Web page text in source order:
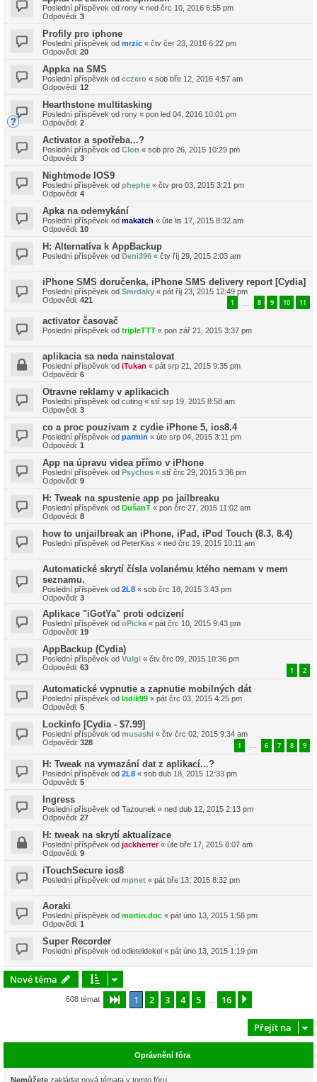
Poslední příspěvek od rony « ned črc 10, 2016 6:55 pm
Odpovědi: 3
Profily pro iphone
Poslední příspěvek od mrzic « čtv čer 23, 2016 6:22 pm
Odpovědi: 20
Appka na SMS
Poslední příspěvek od cczero « sob bře 12, 2016 4:57 am
Odpovědi: 12
Hearthstone multitasking
Poslední příspěvek od rony « pon led 04, 2016 10:01 pm
Odpovědi: 2
Activator a spotřeba...?
Poslední příspěvek od Clon « sob pro 26, 2015 10:29 pm
Odpovědi: 3
Nightmode IOS9
Poslední příspěvek od phephe « čtv pro 03, 2015 3:21 pm
Odpovědi: 4
Apka na odemykání
Poslední příspěvek od makatch « úte lis 17, 2015 8:32 am
Odpovědi: 10
H: Alternatíva k AppBackup
Poslední příspěvek od Deni396 « čtv říj 29, 2015 2:03 am
iPhone SMS doručenka, iPhone SMS delivery report [Cydia]
Poslední příspěvek od Smrdaky « pát říj 23, 2015 12:49 pm
Odpovědi: 421 1 8 9 10 11
activator časovač
Poslední příspěvek od tripleTTT « pon zář 21, 2015 3:37 pm
aplikacia sa neda nainstalovat
Poslední příspěvek od iTukan « pát srp 21, 2015 9:35 pm
Odpovědi: 6
Otravne reklamy v aplikacich
Poslední příspěvek od cuting « stř srp 19, 2015 8:58 am
Odpovědi: 3
co a proc pouzivam z cydie iPhone 5, ios8.4
Poslední příspěvek od parmin « úte srp 04, 2015 3:11 pm
Odpovědi: 1
App na úpravu videa přímo v iPhone
Poslední příspěvek od Psychos « stř črc 29, 2015 3:36 pm
Odpovědi: 9
H: Tweak na spustenie app po jailbreaku
Poslední příspěvek od DušanT « pon črc 27, 2015 11:02 am
Odpovědi: 8
how to unjailbreak an iPhone, iPad, iPod Touch (8.3, 8.4)
Poslední příspěvek od PeterKiss « ned črc 19, 2015 10:11 am
Automatické skrytí čísla volanému ktého nemam v mem
seznamu.
Poslední příspěvek od 2L8 « sob črc 18, 2015 3:43 pm
Odpovědi: 3
Aplikace "iGotYa" proti odcizení
Poslední příspěvek od oPicka « pát črc 10, 2015 9:43 pm
Odpovědi: 19
AppBackup (Cydia)
Poslední příspěvek od Vulgi « čtv črc 09, 2015 10:36 pm
Odpovědi: 63 1 2
Automatické vypnutie a zapnutie mobilných dát
Poslední příspěvek od ladik99 « pát črc 03, 2015 4:25 pm
Odpovědi: 5
Lockinfo [Cydia - $7.99]
Poslední příspěvek od musashi « čtv črc 02, 2015 9:34 am
Odpovědi: 328 1 … 6 7 8 9
H: Tweak na vymazání dat z aplikací...?
Poslední příspěvek od 2L8 « sob dub 18, 2015 12:33 pm
Odpovědi: 5
Ingress
Poslední příspěvek od Tazounek « ned dub 12, 2015 2:13 pm
Odpovědi: 27
H: tweak na skrytí aktualizace
Poslední příspěvek od jackherrer« úte bře 17, 2015 8:07 am
Odpovědi: 9
iTouchSecure ios8
Poslední příspěvek od mpnet « pát bře 13, 2015 8:32 pm
Aoraki
Poslední příspěvek od martin.doc « pát úno 13, 2015 1:56 pm
Odpovědi: 1
Super Recorder
Poslední příspěvek od odleteldekel « pát úno 13, 2015 1:19 pm
Nové téma
608 témat Stránka z 16
1 2 3 4 5 16
Přejít na
Oprávnění fóra
Nemůžete zakládat nová témata v tomto fóru